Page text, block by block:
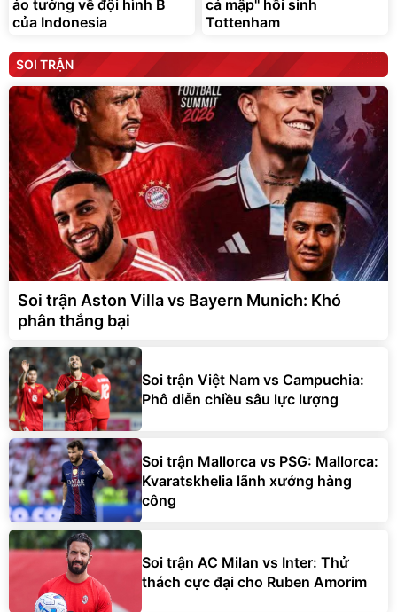
ảo tưởng về đội hình B
của Indonesia
cá mập'' hồi sinh
Tottenham
SOI TRẬN
Soi trận Aston Villa vs Bayern Munich: Khó
phân thắng bại
Soi trận Việt Nam vs Campuchia:
Phô diễn chiều sâu lực lượng
Soi trận Mallorca vs PSG: Mallorca:
Kvaratskhelia lãnh xướng hàng
công
Soi trận AC Milan vs Inter: Thử
thách cực đại cho Ruben Amorim